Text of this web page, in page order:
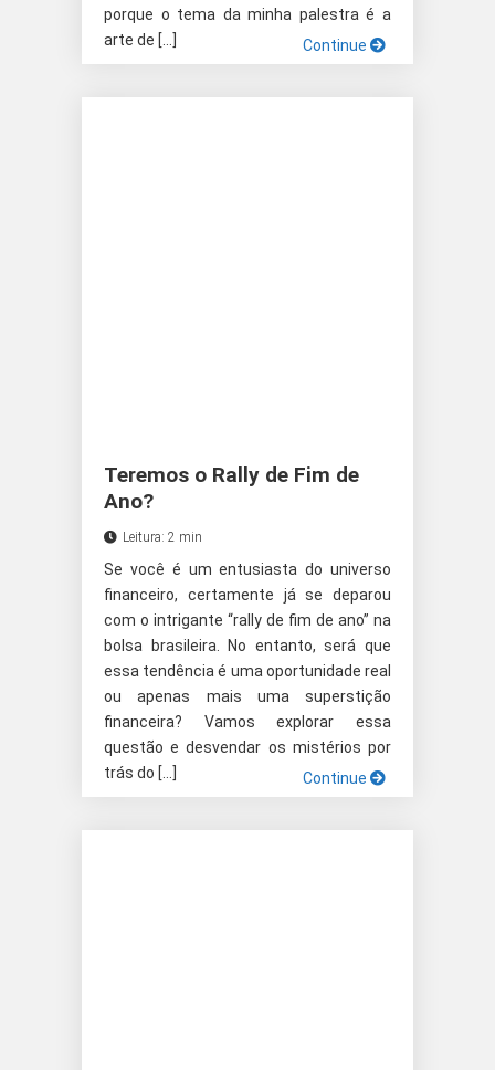
porque o tema da minha palestra é a
arte de […]
Continue
Teremos o Rally de Fim de
Ano?
Leitura: 2 min
Se você é um entusiasta do universo
financeiro, certamente já se deparou
com o intrigante “rally de fim de ano” na
bolsa brasileira. No entanto, será que
essa tendência é uma oportunidade real
ou apenas mais uma superstição
financeira? Vamos explorar essa
questão e desvendar os mistérios por
trás do […]
Continue